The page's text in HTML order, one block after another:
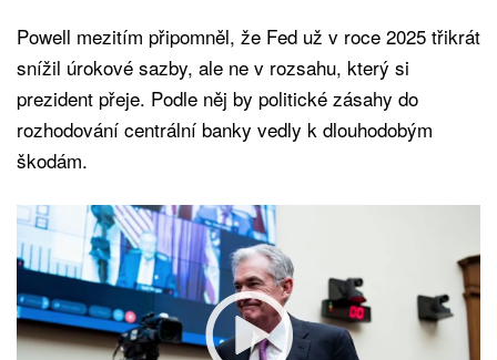
Powell mezitím připomněl, že Fed už v roce 2025 třikrát
snížil úrokové sazby, ale ne v rozsahu, který si
prezident přeje. Podle něj by politické zásahy do
rozhodování centrální banky vedly k dlouhodobým
škodám.